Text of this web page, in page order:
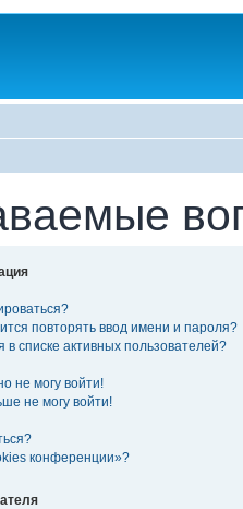
повторять ввод имени и пароля?
в списке активных пользователей?
не могу войти!
не могу войти!
конференции»?